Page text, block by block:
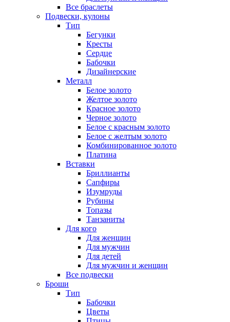
Все браслеты
Подвески, кулоны
Тип
Бегунки
Кресты
Сердце
Бабочки
Дизайнерские
Металл
Белое золото
Желтое золото
Красное золото
Черное золото
Белое с красным золото
Белое с желтым золото
Комбинированное золото
Платина
Вставки
Бриллианты
Сапфиры
Изумруды
Рубины
Топазы
Танзаниты
Для кого
Для женщин
Для мужчин
Для детей
Для мужчин и женщин
Все подвески
Броши
Тип
Бабочки
Цветы